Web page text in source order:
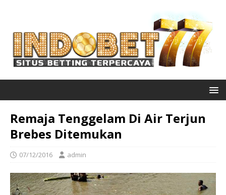
Remaja Tenggelam Di Air Terjun
Brebes Ditemukan
07/12/2016 admin